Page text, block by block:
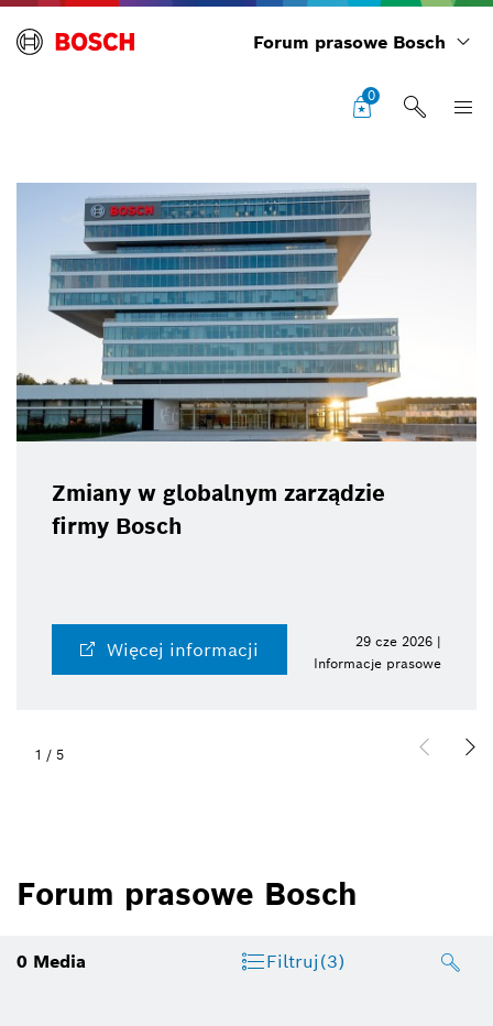
Forum prasowe Bosch
0
Zmiany w globalnym zarządzie
firmy Bosch
Więcej informacji
29 cze 2026 |
Informacje prasowe
1 / 5
Forum prasowe Bosch
0 Media Filtruj(3)